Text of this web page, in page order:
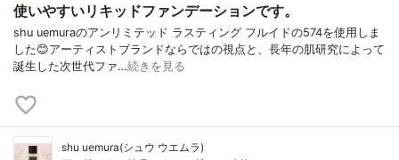
使いやすいリキッドファンデーションです。
shu uemuraのアンリミテッド ラスティング フルイドの574を使用しま
した😊アーティストブランドならではの視点と、長年の肌研究によって
誕生した次世代ファ…続きを見る
shu uemura(シュウ ウエムラ)